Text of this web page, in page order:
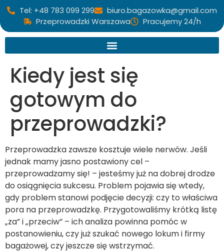
Tel: +48 783 099 299
biuro.bagazowka@gmail.com
Przeprowadzki Warszawa
Pracujemy 24/h
Kiedy jest się
gotowym do
przeprowadzki?
Przeprowadzka zawsze kosztuje wiele nerwów. Jeśli
jednak mamy jasno postawiony cel –
przeprowadzamy się! – jesteśmy już na dobrej drodze
do osiągnięcia sukcesu. Problem pojawia się wtedy,
gdy problem stanowi podjęcie decyzji: czy to właściwa
pora na przeprowadzkę. Przygotowaliśmy krótką listę
„za” i „przeciw” – ich analiza powinna pomóc w
postanowieniu, czy już szukać nowego lokum i firmy
bagażowej, czy jeszcze się wstrzymać.